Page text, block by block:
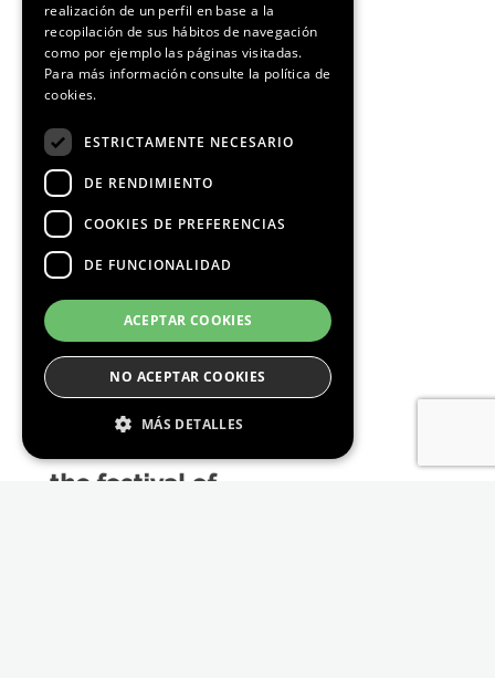
Media Partners
realización de un perfil en base a la
recopilación de sus hábitos de navegación
como por ejemplo las páginas visitadas.
Para más información consulte la política de
cookies.
ESTRICTAMENTE NECESARIO
DE RENDIMIENTO
COOKIES DE PREFERENCIAS
DE FUNCIONALIDAD
ACEPTAR COOKIES
NO ACEPTAR COOKIES
MÁS DETALLES